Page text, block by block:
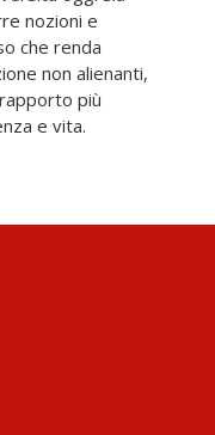
nozioni e
che renda
non alienanti,
più
e vita.